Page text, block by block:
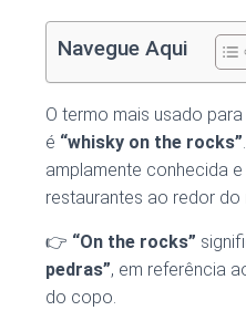
Navegue Aqui
O termo mais usado
é “whisky on the rocks”
amplamente conhecida
restaurantes ao redor do
👉 “On the rocks”
pedras”, em referência
do copo.